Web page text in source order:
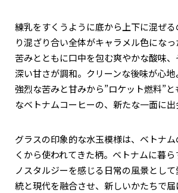
練乳をすくうように底から上下に混ぜ
り混ざり合い全体がキャラメル色になっ
苦みとともに口中を包む爽やかな酸味
深い甘さが調和。クリーンな後味が心地
強烈な苦みと甘みから”ロケット燃料”
なベトナムコーヒーの、新たな一面に出
グラスの印象的な水玉模様は、ベトナ
くから使われてきた柄。ベトナムに暮ら
ノスタルジーを感じる日常の風景とし
統と現代を融合させ、新しいかたちで届